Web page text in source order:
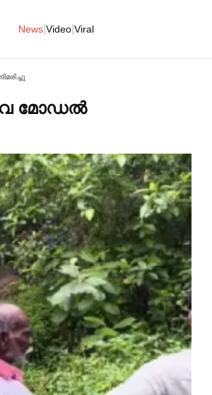
News Video Viral
മോഡല്‍